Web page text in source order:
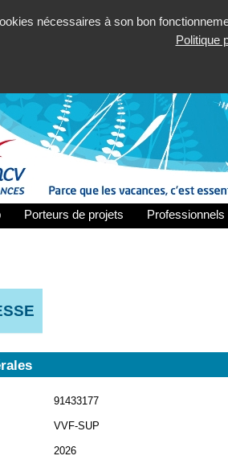
nécessaires à son bon
Politique
Porteurs de projets
91433177
VVF-SUP
2026